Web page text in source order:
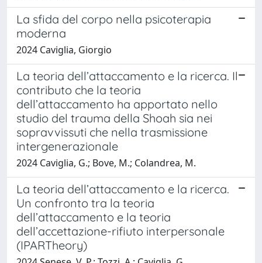
La sfida del corpo nella psicoterapia
moderna
2024 Caviglia, Giorgio
La teoria dell’attaccamento e la ricerca. Il
contributo che la teoria
dell’attaccamento ha apportato nello
studio del trauma della Shoah sia nei
sopravvissuti che nella trasmissione
intergenerazionale
2024 Caviglia, G.; Bove, M.; Colandrea, M.
La teoria dell’attaccamento e la ricerca.
Un confronto tra la teoria
dell’attaccamento e la teoria
dell’accettazione-rifiuto interpersonale
(IPARTheory)